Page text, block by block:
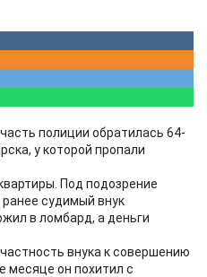
полиции обратилась 64-
у которой пропали
Под подозрение
судимый внук
в ломбард, а деньги
внука к совершению
месяце он похитил с